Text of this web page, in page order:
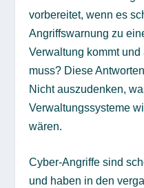
vorbereitet, wenn es
Angriffswarnung zu
Verwaltung kommt
muss? Diese
Nicht auszudenken,
Verwaltungssysteme
wären.
Cyber-Angriffe sind
und haben in den